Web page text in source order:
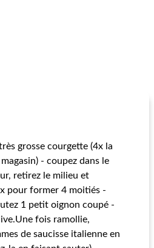
grosse courgette (4x la
- coupez dans le
retirez le milieu et
pour former 4 moitiés -
1 petit oignon coupé -
fois ramollie,
de saucisse italienne en